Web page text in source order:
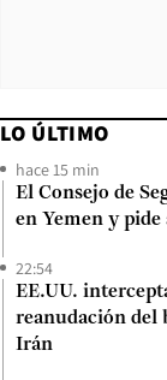
LO ÚLTIMO
hace 15 min
El Consejo de
en Yemen y
22:54
EE.UU.
reanudación del
Irán